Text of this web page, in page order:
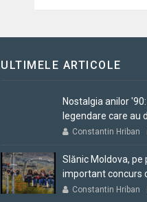
ULTIMELE ARTICOLE
Nostalgia anilor
legendare care au
Constantin Hriban
Slănic Moldova, pe
important concurs
Constantin Hriban